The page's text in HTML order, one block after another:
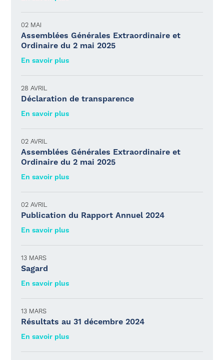
02 MAI
Assemblées Générales Extraordinaire et
Ordinaire du 2 mai 2025
En savoir plus
28 AVRIL
Déclaration de transparence
En savoir plus
02 AVRIL
Assemblées Générales Extraordinaire et
Ordinaire du 2 mai 2025
En savoir plus
02 AVRIL
Publication du Rapport Annuel 2024
En savoir plus
13 MARS
Sagard
En savoir plus
13 MARS
Résultats au 31 décembre 2024
En savoir plus